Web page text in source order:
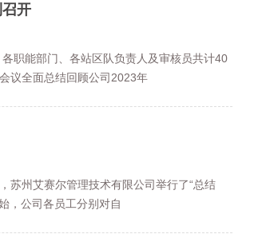
开
职能部门、各站区队负责人及审核员共计40
议全面总结回顾公司2023年
苏州艾赛尔管理技术有限公司举行了“总结
，公司各员工分别对自